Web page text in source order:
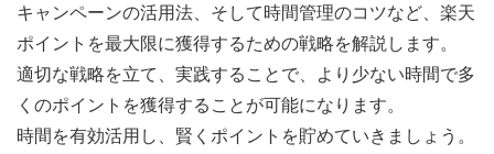
キャンペーンの活用法、そして時間管理のコツなど、楽天
ポイントを最大限に獲得するための戦略を解説します。
適切な戦略を立て、実践することで、より少ない時間で多
くのポイントを獲得することが可能になります。
時間を有効活用し、賢くポイントを貯めていきましょう。